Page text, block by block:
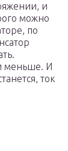
и
можно
по
меньше. И
ток